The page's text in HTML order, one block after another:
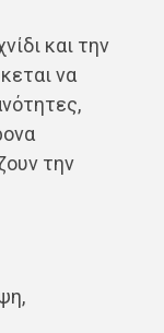
και την
να
την